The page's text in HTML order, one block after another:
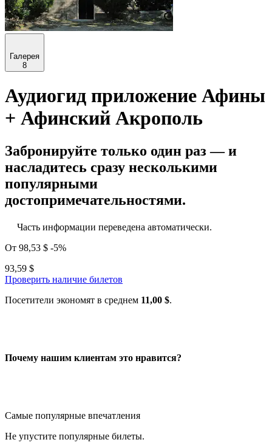
Галерея
8
Аудиогид приложение Афины
+ Афинский Акрополь
Забронируйте только один раз — и
насладитесь сразу несколькими
популярными
достопримечательностями.
Часть информации переведена автоматически.
От 98,53 $ -5%
93,59 $
Проверить наличие билетов
Посетители экономят в среднем 11,00 $.
Почему нашим клиентам это нравится?
Самые популярные впечатления
Не упустите популярные билеты.